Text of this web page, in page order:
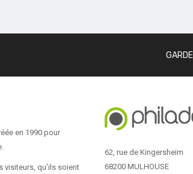
en 1990 pour
visiteurs, qu'ils soient
62, rue de Kingersheim
68200 MULHOUSE